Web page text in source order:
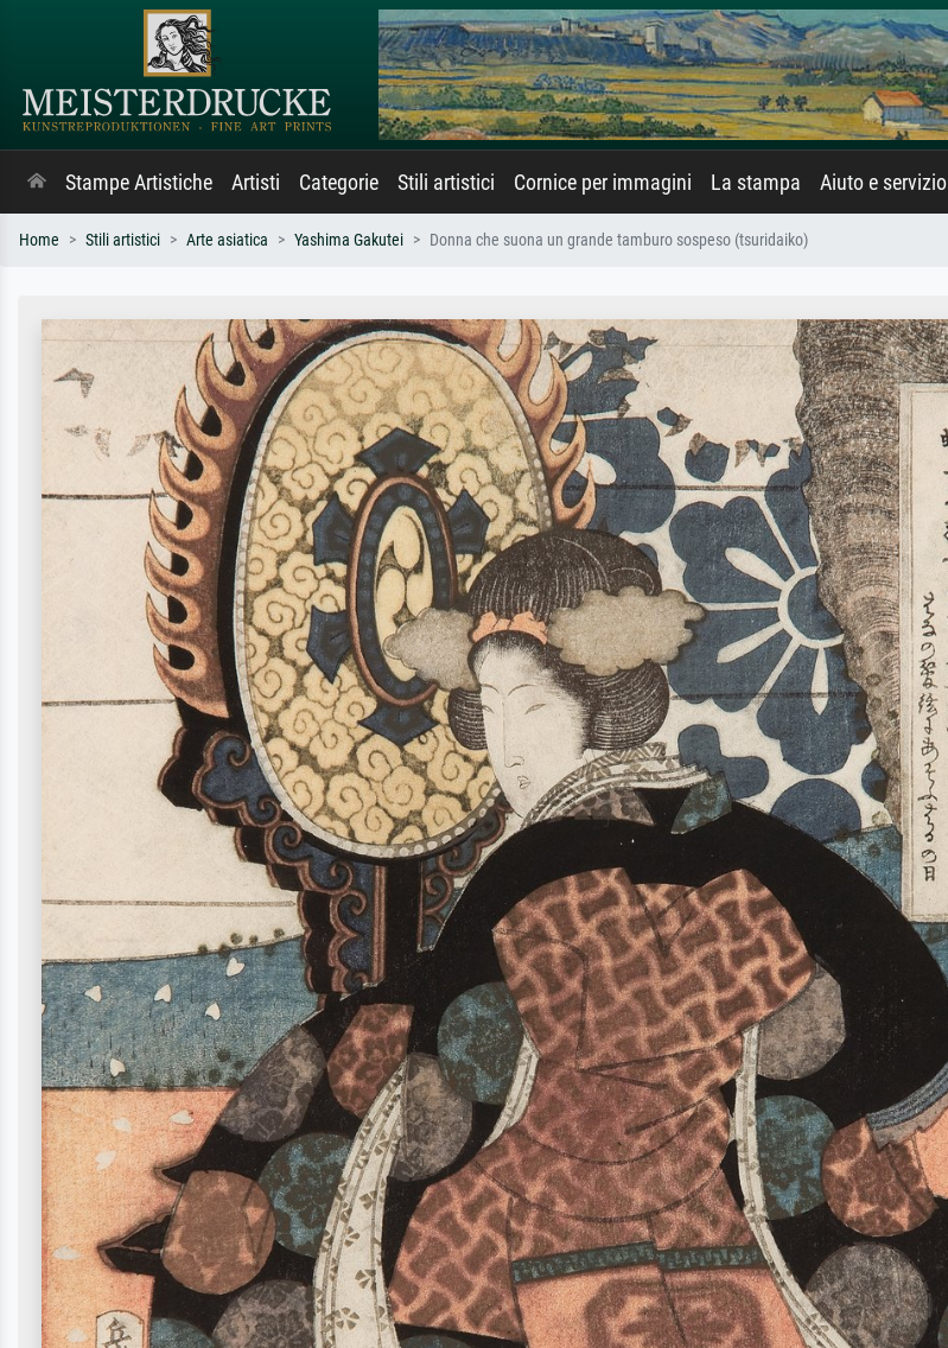
Stampe Artistiche Artisti Categorie Stili artistici Cornice per immagini La stampa Aiuto e servizio
Home Stili artistici Arte asiatica Yashima Gakutei Donna che suona un grande tamburo sospeso (tsuridaiko)